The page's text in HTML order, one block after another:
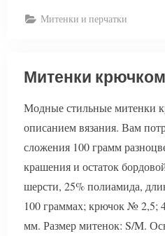
Митенки и перчатки
Митенки крючком
Модные стильные митенки
описанием вязания. Вам
сложения 100 грамм
крашения и остаток
шерсти, 25% полиамида,
100 граммах; крючок № 2,5;
мм. Размер митенок: S/M.